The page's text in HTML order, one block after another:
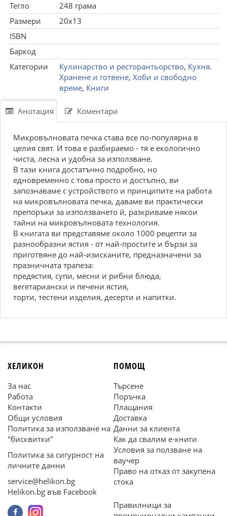
Тегло
248 грама
Размери
20x13
ISBN
Баркод
Категории
Кулинарство и ресторантьорство, Кухня.
Хранене и готвене, Хоби и свободно
време, Книги
Анотация Коментари
Микровълновата печка става все по-популярна в
целия свят. И това е разбираемо - тя е екологично
чиста, лесна и удобна за използване.
В тази книга достатъчно подробно, но
едновременно с това просто и достъпно, ви
запознаваме с устройството и принципите на работа
на микровълновата печка, даваме ви практически
препоръки за използването й, разкриваме някои
тайни на микровълновата технология.
В книгата ви представяме около 1000 рецепти за
разнообразни ястия - от най-простите и бързи за
приготвяне до най-изисканите, предназначени за
празничната трапеза:
предястия, супи, месни и рибни блюда,
вегетариански и печени ястия,
торти, тестени изделия, десерти и напитки.
ХЕЛИКОН
За нас
Работа
Контакти
Общи условия
Политика за използване на
"бисквитки"
Политика за сигурност на
личните данни
service@helikon.bg
Helikon.bg във Facebook
ПОМОЩ
Търсене
Поръчка
Плащания
Доставка
Данни за клиента
Как да свалим е-книги
Условия за ползване на
ваучер
Право на отказ от закупена
стока
Правилници за